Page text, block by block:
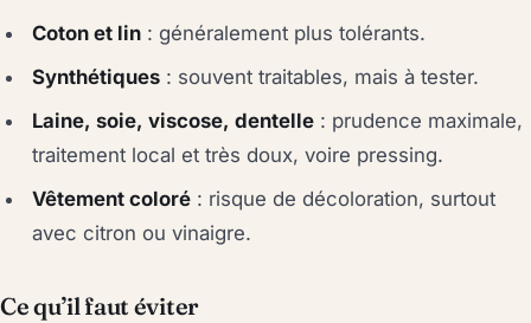
Coton et lin : généralement plus tolérants.
Synthétiques : souvent traitables, mais à tester.
Laine, soie, viscose, dentelle : prudence maximale,
traitement local et très doux, voire pressing.
Vêtement coloré : risque de décoloration, surtout
avec citron ou vinaigre.
Ce qu’il faut éviter